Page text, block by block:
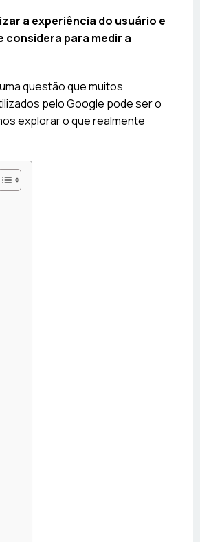
a experiência do usuário e
para medir a
questão que muitos
pelo Google pode ser o
explorar o que realmente